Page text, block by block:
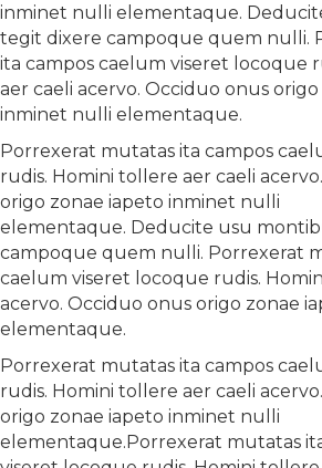
inminet nulli elementaque.
tegit dixere campoque quem nulli.
ita campos caelum viseret locoque
aer caeli acervo. Occiduo onus
inminet nulli elementaque.
Porrexerat mutatas ita campos
rudis. Homini tollere aer caeli
origo zonae iapeto inminet nulli
elementaque. Deducite usu
campoque quem nulli. Porrexerat
caelum viseret locoque rudis.
acervo. Occiduo onus origo zonae
elementaque.
Porrexerat mutatas ita campos
rudis. Homini tollere aer caeli
origo zonae iapeto inminet nulli
elementaque.Porrexerat mutatas